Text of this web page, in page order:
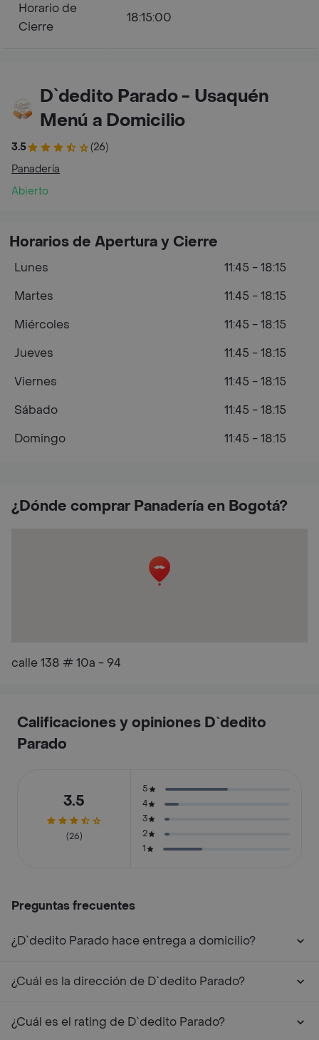
Horario de
Cierre
18:15:00
D`dedito Parado - Usaquén
Menú a Domicilio
3.5
(26)
Panadería
Abierto
¿Dónde comprar Panadería en Bogotá?
calle 138 # 10a - 94
Horarios de Apertura y Cierre
Lunes
11:45 - 18:15
Martes
11:45 - 18:15
Miércoles
11:45 - 18:15
Jueves
11:45 - 18:15
Viernes
11:45 - 18:15
Sábado
11:45 - 18:15
Domingo
11:45 - 18:15
Calificaciones y opiniones D`dedito
Parado
3.5
(26)
5
4
3
2
1
Preguntas frecuentes
¿D`dedito Parado hace entrega a domicilio?
¿Cuál es la dirección de D`dedito Parado?
¿Cuál es el rating de D`dedito Parado?